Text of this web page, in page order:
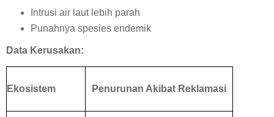
Intrusi air laut lebih parah
Punahnya spesies endemik
Data Kerusakan:
Ekosistem Penurunan Akibat Reklamasi